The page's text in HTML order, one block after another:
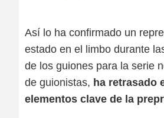
Así lo ha confirmado un
estado en el limbo durante
de los guiones para la serie
de guionistas, ha retrasado
elementos clave de la